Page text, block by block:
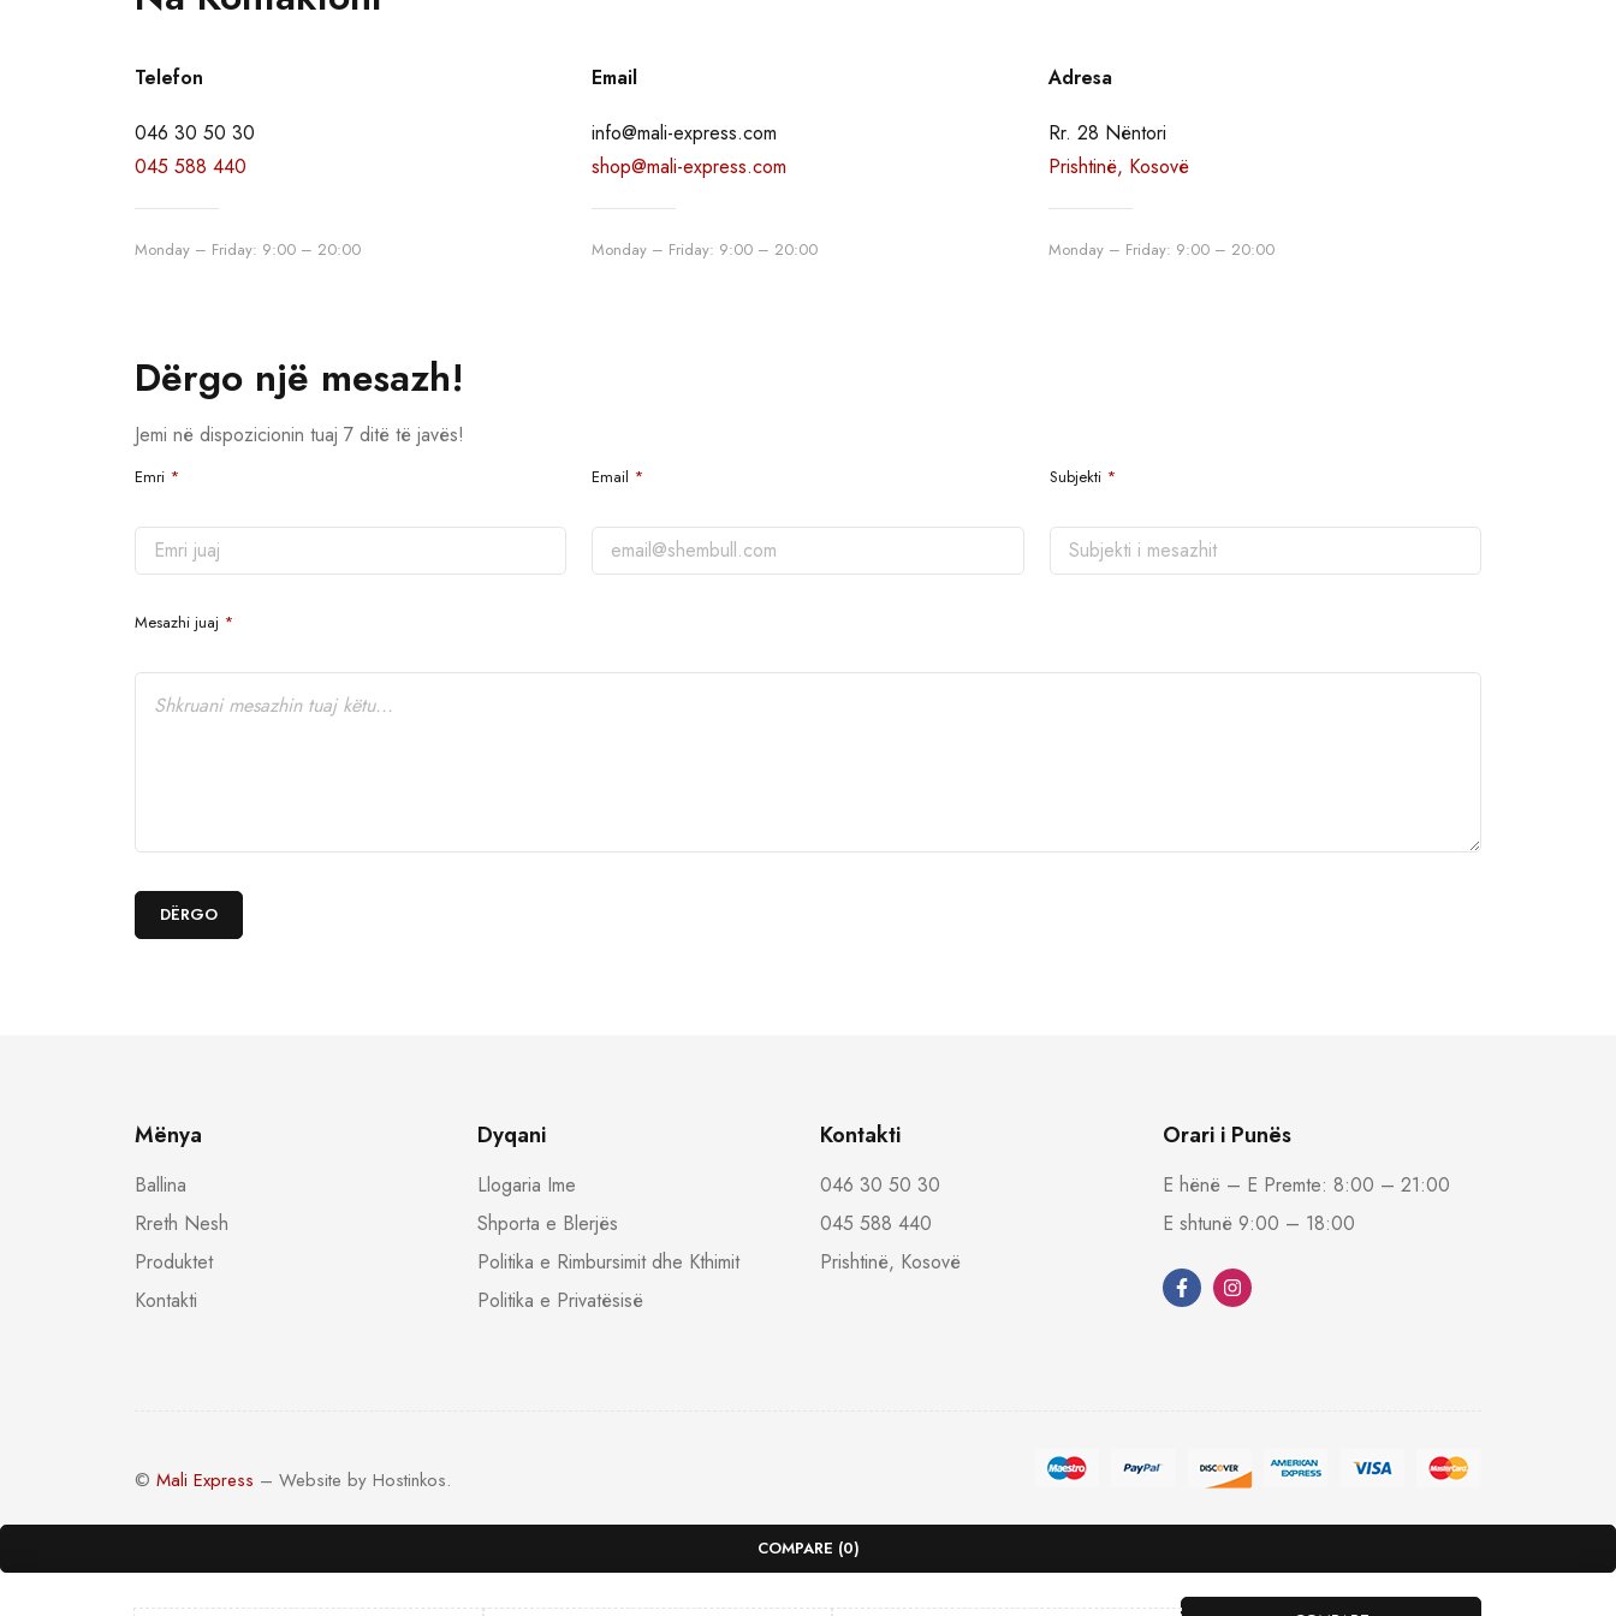
Telefon
046 30 50 30
045 588 440
Monday – Friday: 9:00 – 20:00
Email
info@mali-express.com
shop@mali-express.com
Monday – Friday: 9:00 – 20:00
Adresa
Rr. 28 Nëntori
Prishtinë, Kosovë
Monday – Friday: 9:00 – 20:00
Dërgo një mesazh!
Jemi në dispozicionin tuaj 7 ditë të javës!
Emri * Email * Subjekti *
Mesazhi juaj *
Mënya
Ballina
Rreth Nesh
Produktet
Kontakti
Dyqani
Llogaria Ime
Shporta e Blerjës
Politika e Rimbursimit dhe Kthimit
Politika e Privatësisë
Kontakti
046 30 50 30
045 588 440
Prishtinë, Kosovë
Orari i Punës
E hënë – E Premte: 8:00 – 21:00
E shtunë 9:00 – 18:00
© Mali Express – Website by Hostinkos.
COMPARE (0)